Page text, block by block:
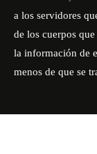
a los servidores
de los cuerpos
la información de
menos de que se